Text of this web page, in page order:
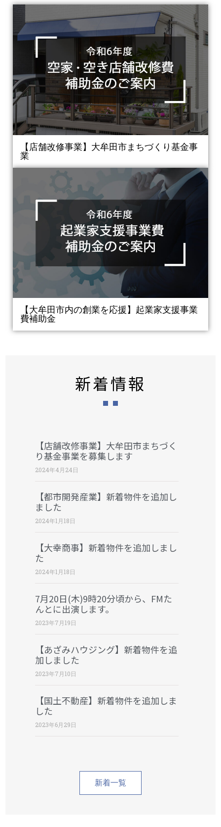
【店舗改修事業】大牟田市まちづくり基金事
業
【大牟田市内の創業を応援】起業家支援事業
費補助金
新着情報
【店舗改修事業】大牟田市まちづく
り基金事業を募集します
2024年4月24日
【都市開発産業】新着物件を追加し
ました
2024年1月18日
【大幸商事】新着物件を追加しまし
た
2024年1月18日
7月20日(木)9時20分頃から、FMた
んとに出演します。
2023年7月19日
【あざみハウジング】新着物件を追
加しました
2023年7月10日
【国土不動産】新着物件を追加しま
した
2023年6月29日
新着一覧